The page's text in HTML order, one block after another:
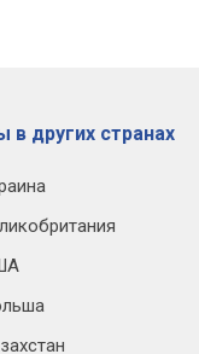
в других странах